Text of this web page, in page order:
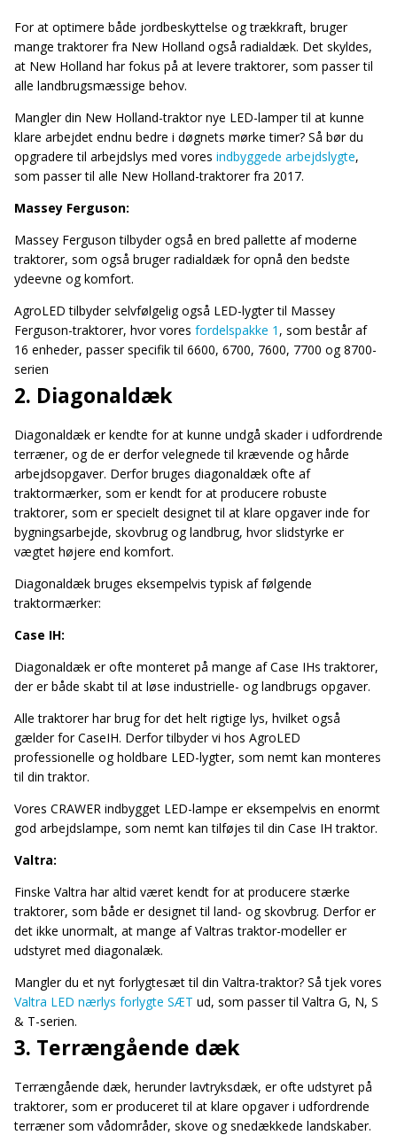
For at optimere både jordbeskyttelse og trækkraft, bruger
mange traktorer fra New Holland også radialdæk. Det skyldes,
at New Holland har fokus på at levere traktorer, som passer til
alle landbrugsmæssige behov.
Mangler din New Holland-traktor nye LED-lamper til at kunne
klare arbejdet endnu bedre i døgnets mørke timer? Så bør du
opgradere til arbejdslys med vores indbyggede arbejdslygte,
som passer til alle New Holland-traktorer fra 2017.
Massey Ferguson:
Massey Ferguson tilbyder også en bred pallette af moderne
traktorer, som også bruger radialdæk for opnå den bedste
ydeevne og komfort.
AgroLED tilbyder selvfølgelig også LED-lygter til Massey
Ferguson-traktorer, hvor vores fordelspakke 1 , som består af
16 enheder, passer specifik til 6600, 6700, 7600, 7700 og 8700-
serien
2. Diagonaldæk
Diagonaldæk er kendte for at kunne undgå skader i udfordrende
terræner, og de er derfor velegnede til krævende og hårde
arbejdsopgaver. Derfor bruges diagonaldæk ofte af
traktormærker, som er kendt for at producere robuste
traktorer, som er specielt designet til at klare opgaver inde for
bygningsarbejde, skovbrug og landbrug, hvor slidstyrke er
vægtet højere end komfort.
Diagonaldæk bruges eksempelvis typisk af følgende
traktormærker:
Case IH:
Diagonaldæk er ofte monteret på mange af Case IHs traktorer,
der er både skabt til at løse industrielle- og landbrugs opgaver.
Alle traktorer har brug for det helt rigtige lys, hvilket også
gælder for CaseIH. Derfor tilbyder vi hos AgroLED
professionelle og holdbare LED-lygter, som nemt kan monteres
til din traktor.
Vores CRAWER indbygget LED-lampe er eksempelvis en enormt
god arbejdslampe, som nemt kan tilføjes til din Case IH traktor.
Valtra:
Finske Valtra har altid været kendt for at producere stærke
traktorer, som både er designet til land- og skovbrug. Derfor er
det ikke unormalt, at mange af Valtras traktor-modeller er
udstyret med diagonalæk.
Mangler du et nyt forlygtesæt til din Valtra-traktor? Så tjek vores
Valtra LED nærlys forlygte SÆT ud, som passer til Valtra G, N, S
& T-serien.
3. Terrængående dæk
Terrængående dæk, herunder lavtryksdæk, er ofte udstyret på
traktorer, som er produceret til at klare opgaver i udfordrende
terræner som vådområder, skove og snedækkede landskaber.